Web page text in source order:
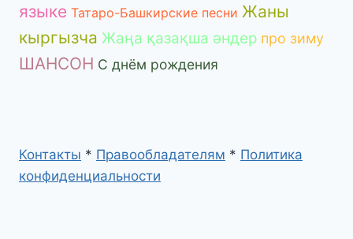
языке Татаро-Башкирские песни Жаны
кыргызча Жаңа қазақша әндер про зиму
ШАНСОН С днём рождения
Контакты * Правообладателям * Политика
конфиденциальности